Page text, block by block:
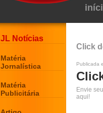
JL Notícias
Matéria
Jornalística
Matéria
Publicitária
Click
Publicada
Envie
aqui!